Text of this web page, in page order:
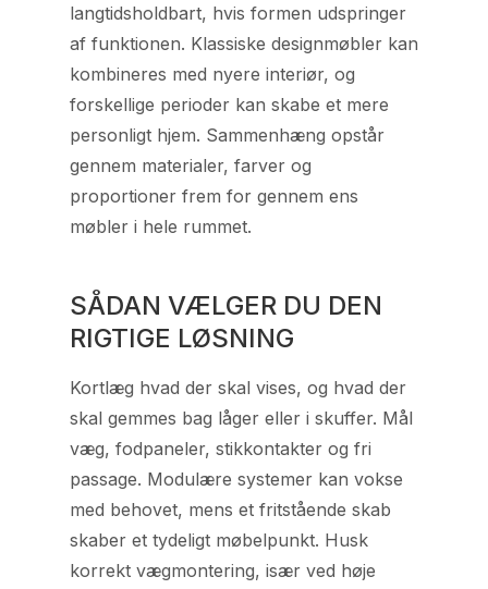
langtidsholdbart, hvis formen udspringer
af funktionen. Klassiske designmøbler kan
kombineres med nyere interiør, og
forskellige perioder kan skabe et mere
personligt hjem. Sammenhæng opstår
gennem materialer, farver og
proportioner frem for gennem ens
møbler i hele rummet.
SÅDAN VÆLGER DU DEN
RIGTIGE LØSNING
Kortlæg hvad der skal vises, og hvad der
skal gemmes bag låger eller i skuffer. Mål
væg, fodpaneler, stikkontakter og fri
passage. Modulære systemer kan vokse
med behovet, mens et fritstående skab
skaber et tydeligt møbelpunkt. Husk
korrekt vægmontering, især ved høje